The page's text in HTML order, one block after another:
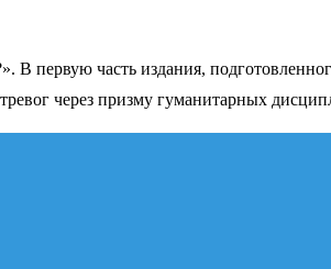
часть издания,
через призму гуманитарных